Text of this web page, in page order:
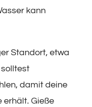
kann
Standort, etwa
damit deine
erhält. Gieße